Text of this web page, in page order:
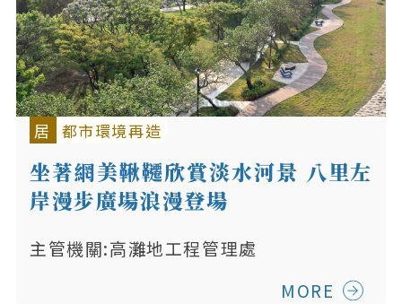
居 都市環境再造
坐著網美鞦韆欣賞淡水河景 八里左
岸漫步廣場浪漫登場
主管機關:高灘地工程管理處
MORE